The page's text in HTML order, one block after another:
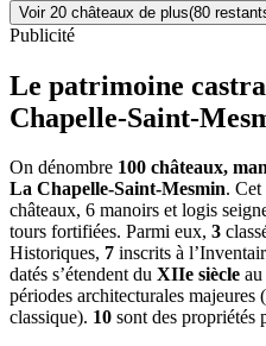
Voir 20 châteaux de plus(80 restant
Publicité
Le patrimoine
Chapelle-Saint-
On dénombre 100 châteaux,
La Chapelle-Saint-Mesmin. Cet
châteaux, 6 manoirs et logis
tours fortifiées. Parmi eux, 3
Historiques, 7 inscrits à
datés s’étendent du XIIe siècle au
périodes architecturales majeures
classique). 10 sont des propriétés